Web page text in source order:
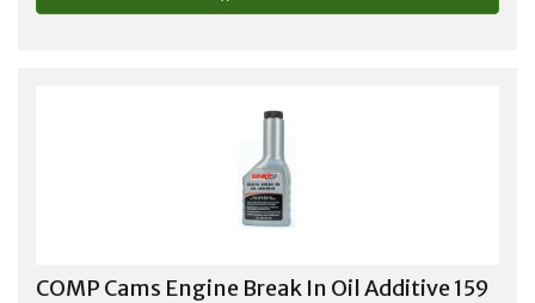
COMP Cams Engine Break In Oil Additive 159